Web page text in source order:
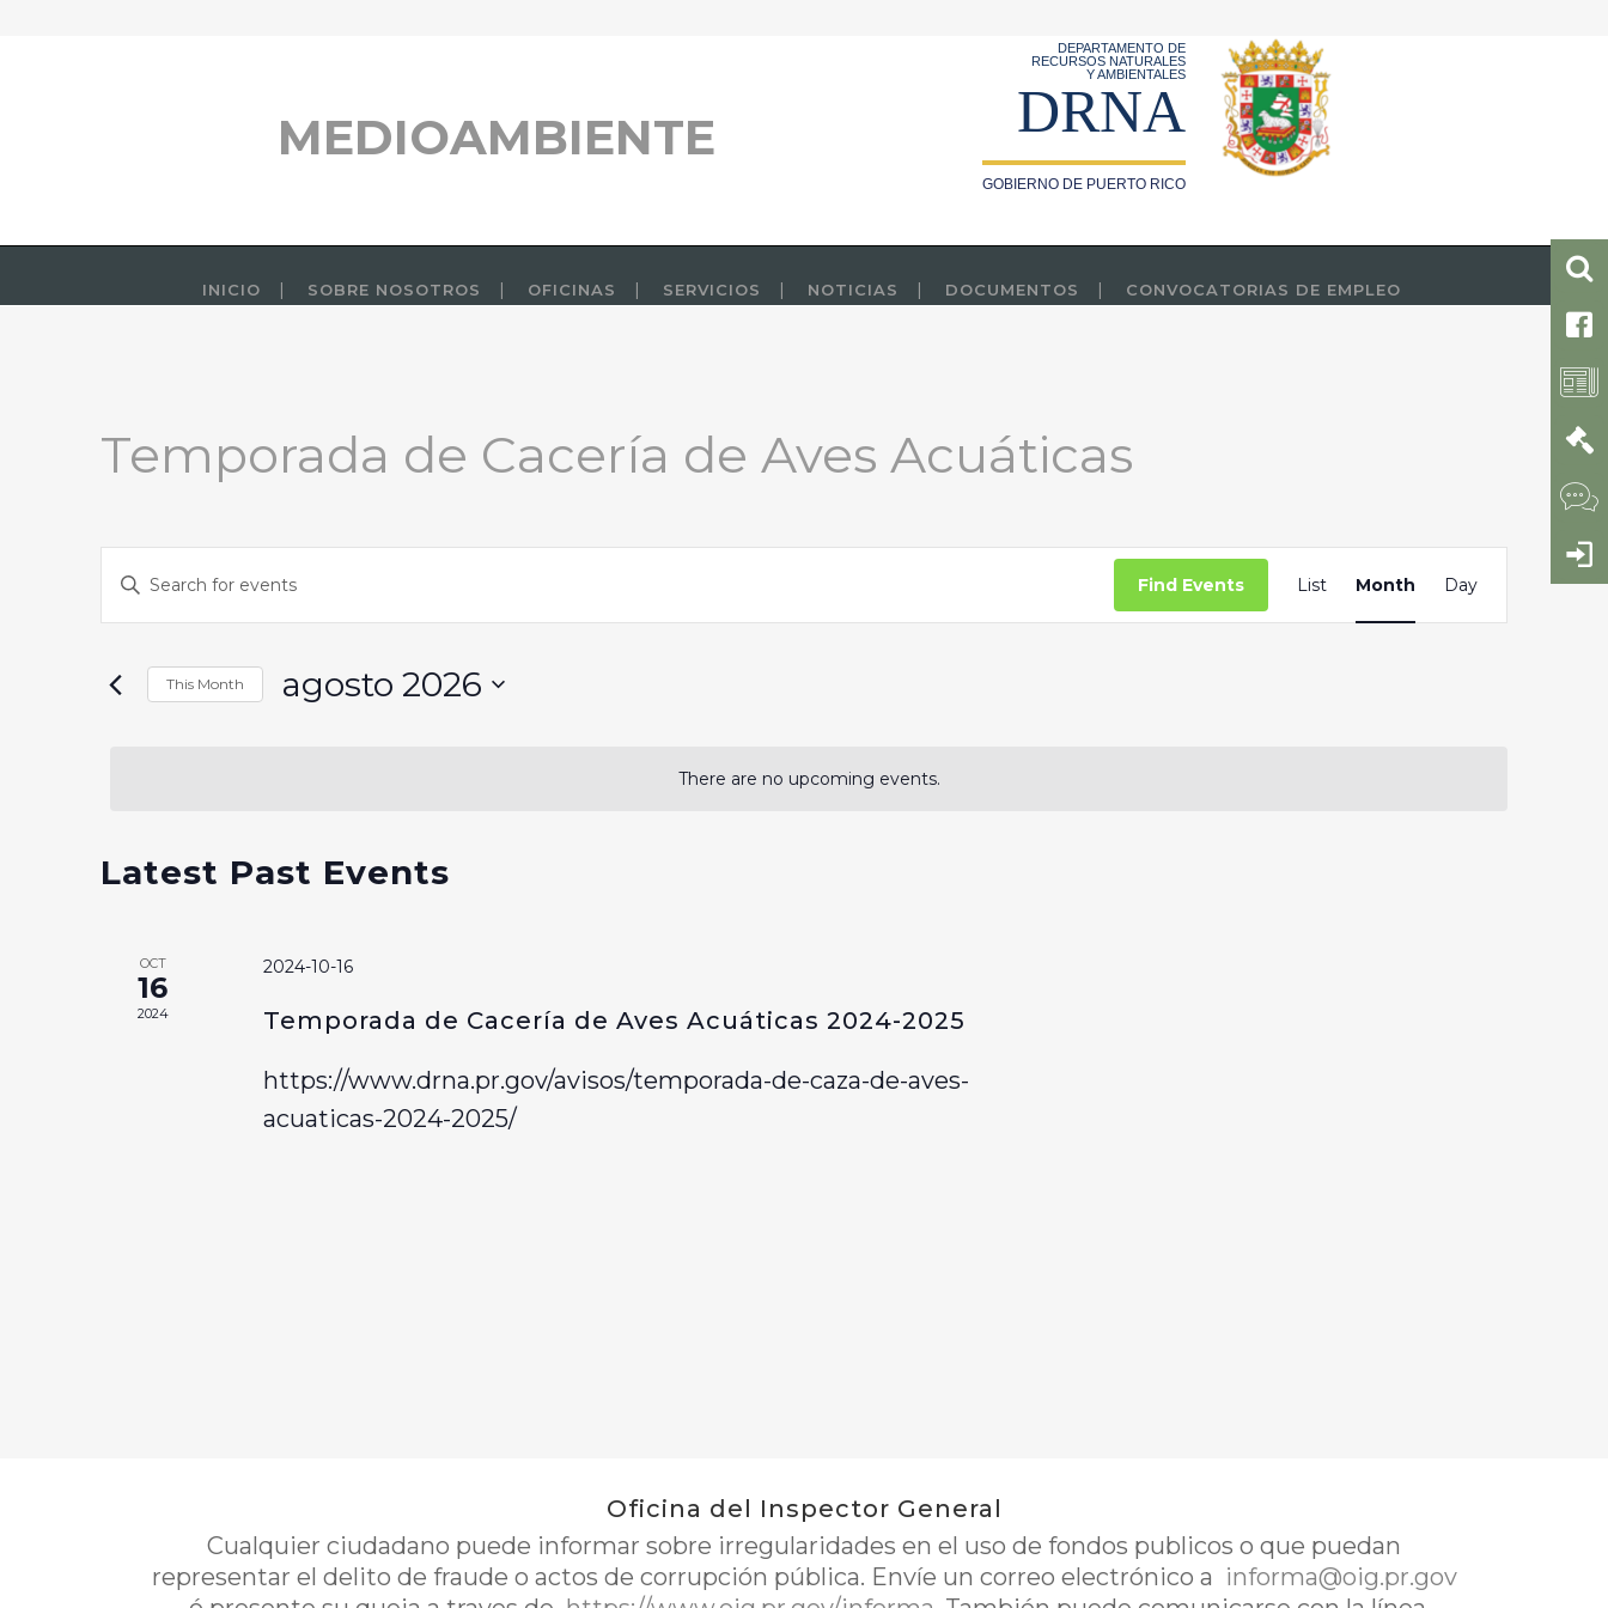
MEDIOAMBIENTE
DEPARTAMENTO DE
RECURSOS NATURALES
Y AMBIENTALES
DRNA
GOBIERNO DE PUERTO RICO
INICIO SOBRE NOSOTROS OFICINAS SERVICIOS NOTICIAS DOCUMENTOS CONVOCATORIAS DE EMPLEO
Temporada de Cacería de Aves Acuáticas
There are no upcoming events.
Events
Search
and
Enter
for
Events
Find Events List Month Day
This Month agosto 2026
Calendar
Events
Latest Past Events
OCT
16
2024
2024-10-16
Temporada de Cacería de Aves Acuáticas 2024-2025
https://www.drna.pr.gov/avisos/temporada-de-caza-de-aves-
acuaticas-2024-2025/
Oficina del Inspector General
Cualquier ciudadano puede informar sobre irregularidades en el uso de fondos publicos o que puedan
representar el delito de fraude o actos de corrupción pública. Envíe un correo electrónico a informa@oig.pr.gov